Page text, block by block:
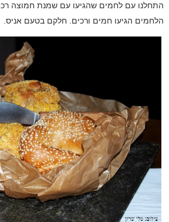
התחלנו עם לחמים שהגיעו עם שמנת חמוצה
הלחמים הגיעו חמים ורכים. חלקם בטעם אניס.